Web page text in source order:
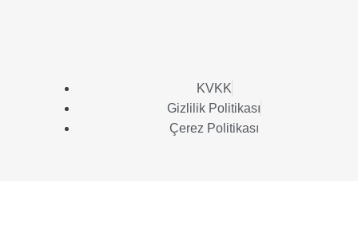
KVKK
Gizlilik Politikası
Çerez Politikası